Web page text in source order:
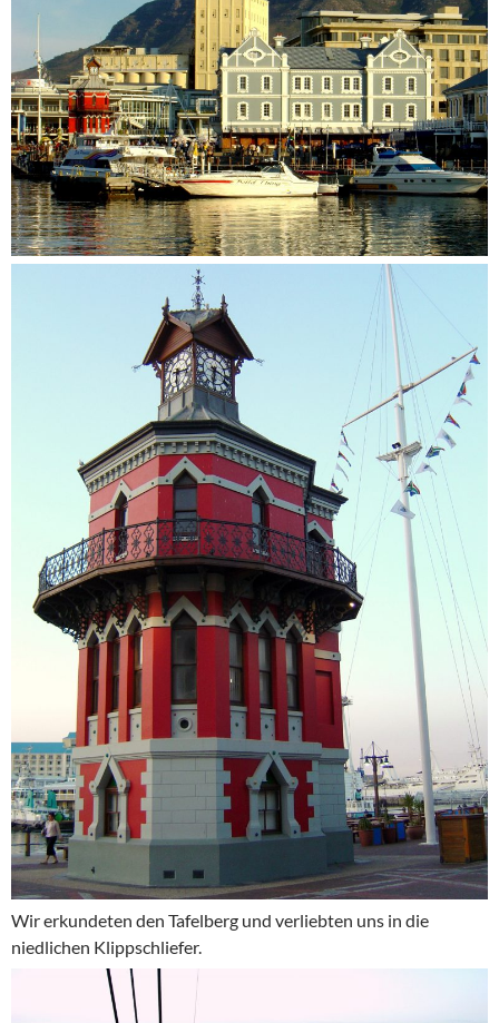
Wir erkundeten den Tafelberg und verliebten uns in die
niedlichen Klippschliefer.